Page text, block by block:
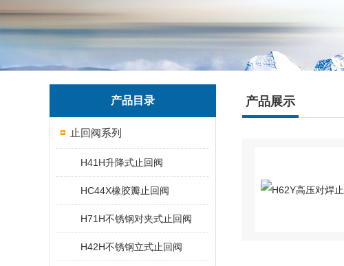
产品目录
止回阀系列
H41H升降式止回阀
HC44X橡胶瓣止回阀
H71H不锈钢对夹式止回阀
H42H不锈钢立式止回阀
产品展示